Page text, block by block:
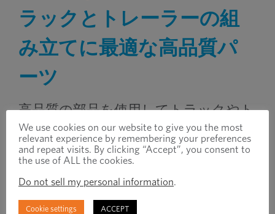
ラックとトレーラーの組
み立てに最適な高品質パ
ーツ
高品質の部品を使用してトラックやト
レーラーを製造することが重要です
が、購買およびサプライ チェーンの
専門家は、これらの部品を生産ライン
に届けるために合理化されたサプライ
We use cookies on our website to give you the most
relevant experience by remembering your preferences
and repeat visits. By clicking “Accept”, you consent to
the use of ALL the cookies.
Do not sell my personal information.
Cookie settings ACCEPT